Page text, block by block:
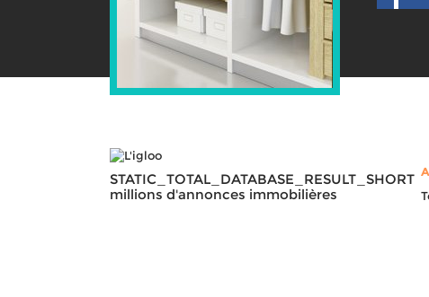
STATIC_TOTAL_DATABASE_RESULT_SHORT
millions d'annonces immobilières
A